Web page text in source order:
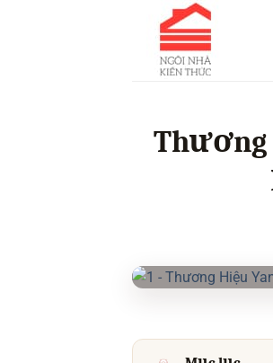
Thương